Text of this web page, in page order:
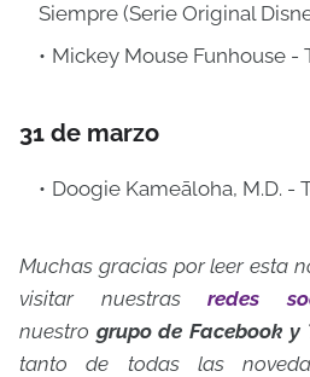
Siempre (Serie Original
Mickey Mouse Funhouse -
31 de marzo
Doogie Kameāloha, M.D. -
Muchas gracias por leer esta
visitar nuestrasredes
nuestro grupo de Facebook y
tanto de todas las